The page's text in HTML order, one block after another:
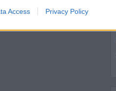
Access Privacy Policy